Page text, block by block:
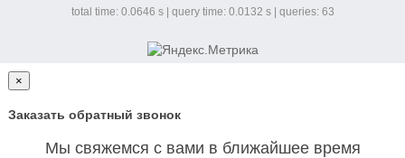
total time: 0.0646 s | query time: 0.0132 s | queries: 63
×
Заказать обратный звонок
Мы свяжемся с вами в ближайшее время